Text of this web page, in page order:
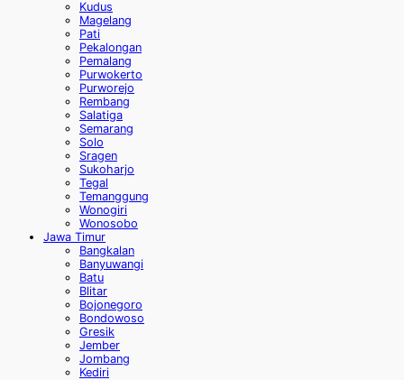
Kudus
Magelang
Pati
Pekalongan
Pemalang
Purwokerto
Purworejo
Rembang
Salatiga
Semarang
Solo
Sragen
Sukoharjo
Tegal
Temanggung
Wonogiri
Wonosobo
Jawa Timur
Bangkalan
Banyuwangi
Batu
Blitar
Bojonegoro
Bondowoso
Gresik
Jember
Jombang
Kediri